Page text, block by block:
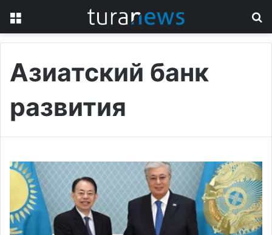
Азиатский банк
развития